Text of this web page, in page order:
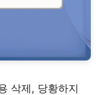
삭제, 당황하지